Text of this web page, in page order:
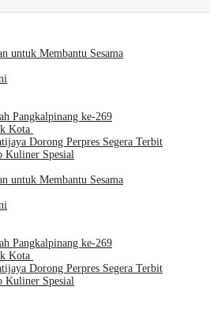
untuk Membantu Sesama
Pangkalpinang ke-269
Kota
Dorong Perpres Segera Terbit
Kuliner Spesial
untuk Membantu Sesama
Pangkalpinang ke-269
Kota
Dorong Perpres Segera Terbit
Kuliner Spesial